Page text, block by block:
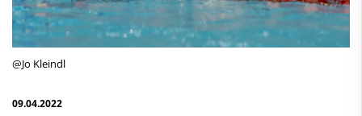
@Jo Kleindl
09.04.2022